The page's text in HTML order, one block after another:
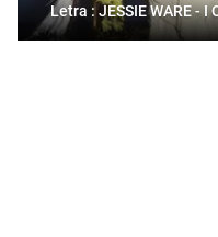
Letra : JESSIE WARE -